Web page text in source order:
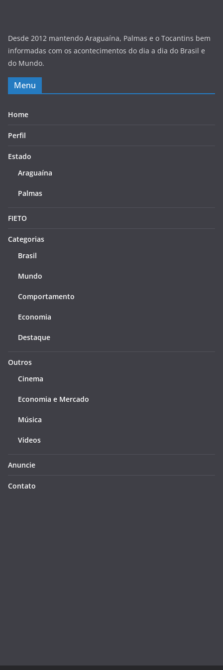
Desde 2012 mantendo Araguaína, Palmas e o Tocantins bem
informadas com os acontecimentos do dia a dia do Brasil e
do Mundo.
Menu
Home
Perfil
Estado
Araguaína
Palmas
FIETO
Categorias
Brasil
Mundo
Comportamento
Economia
Destaque
Outros
Cinema
Economia e Mercado
Música
Videos
Anuncie
Contato